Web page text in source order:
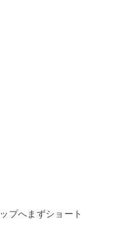
プへまずショート